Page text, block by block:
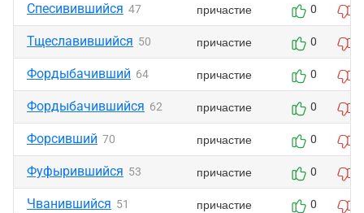
Спесивившийся 47 причастие 0
Тщеславившийся 50 причастие 0
Фордыбачивший 64 причастие 0
Фордыбачившийся 62 причастие 0
Форсивший 70 причастие 0
Фуфырившийся 53 причастие 0
Чванившийся 51 причастие 0